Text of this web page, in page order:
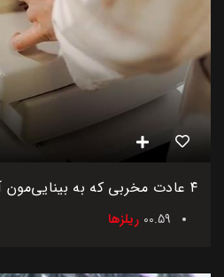
۴ عادت مخربی که به بینایی‌مون آسیب می‌زنن
00.59 ریلزها